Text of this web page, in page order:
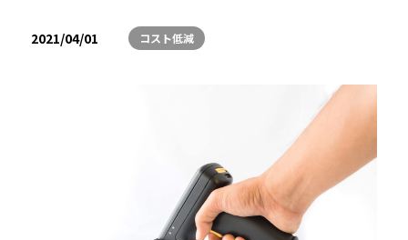
2021/04/01 コスト低減